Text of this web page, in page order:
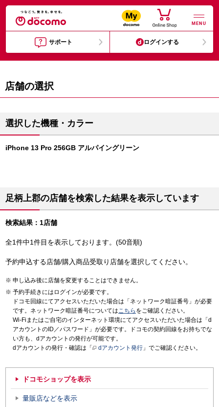
MENU
サポート ログインする
店舗の選択
選択した機種・カラー
iPhone 13 Pro 256GB アルパイングリーン
足柄上郡の店舗を検索した結果を表示しています
検索結果：1店舗
全1件中1件目を表示しております。(50音順)
予約申込する店舗/購入商品受取り店舗を選択してください。
申し込み後に店舗を変更することはできません。
予約手続きにはログインが必要です。
ドコモ回線にてアクセスいただいた場合は「ネットワーク暗証番号」が必要
です。ネットワーク暗証番号についてはこちら をご確認ください。
Wi-Fiまたはご自宅のインターネット環境にてアクセスいただいた場合は「d
アカウントのID／パスワード」が必要です。ドコモの契約回線をお持ちでな
い方も、dアカウントの発行が可能です。
dアカウントの発行・確認は「
dアカウント発行 」でご確認ください。
ドコモショップを表示
量販店などを表示